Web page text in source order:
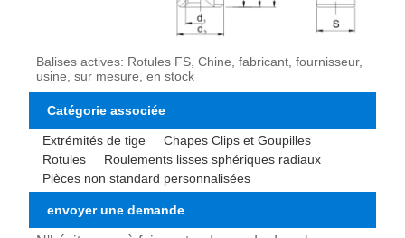
Balises actives: Rotules FS, Chine, fabricant, fournisseur,
usine, sur mesure, en stock
Catégorie associée
Extrémités de tige
Chapes Clips et Goupilles
Rotules
Roulements lisses sphériques radiaux
Pièces non standard personnalisées
envoyer une demande